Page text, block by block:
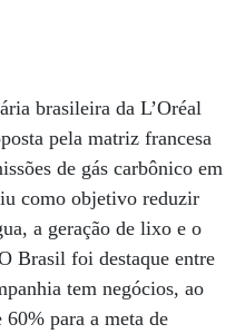
brasileira da L’Oréal
pela matriz francesa
de gás carbônico em
como objetivo reduzir
a geração de lixo e o
Brasil foi destaque entre
tem negócios, ao
para a meta de